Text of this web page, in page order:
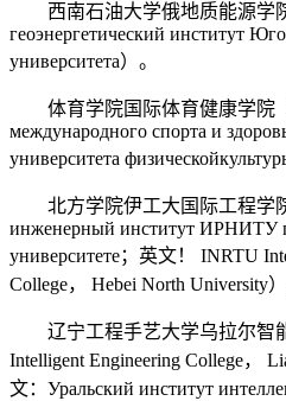
西南石油大学俄地质能源学院
геоэнергетический институт
университета）。
体育学院国际体育健康学院
международного спорта и
университета
北方学院伊工大国际工程学
инженерный институт ИРНИТУ
университете；英文！ INRTU
College， Hebei North University）
辽宁工程手艺大学乌拉尔智
Intelligent Engineering College，
文：Уральский институт